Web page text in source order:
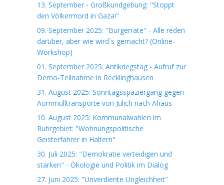
13. September - Großkundgebung: "Stoppt
den Völkermord in Gaza!"
09. September 2025: "Bürgerräte" - Alle reden
darüber, aber wie wird`s gemacht? (Online-
Workshop)
01. September 2025: Antikriegstag - Aufruf zur
Demo-Teilnahme in Recklinghausen
31. August 2025: Sonntagsspaziergang gegen
Aommülltransporte von Jülich nach Ahaus
10. August 2025: Kommunalwahlen im
Ruhrgebiet: "Wohnungspolitische
Geisterfahrer in Haltern"
30. Juli 2025: "Demokratie verteidigen und
stärken" - Ökologie und Politik im Dialog
27. Juni 2025: "Unverdiente Ungleichheit"